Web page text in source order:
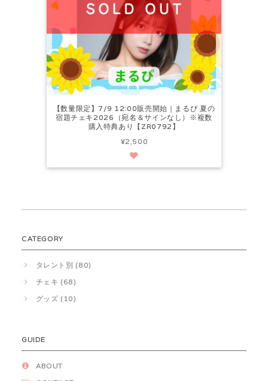
【数量限定】7/9 12:00販売開始｜まるぴ 夏の
宿題チェキ2026（宛名＆サインなし）※複数
購入特典あり【ZR0792】
¥2,500
CATEGORY
タレント別 (80)
チェキ (68)
グッズ (10)
GUIDE
ABOUT